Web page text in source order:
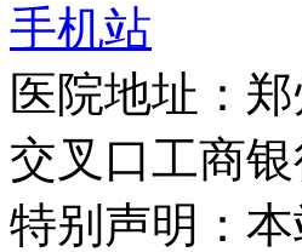
手机站
医院地址：
交叉口工商银
特别声明：